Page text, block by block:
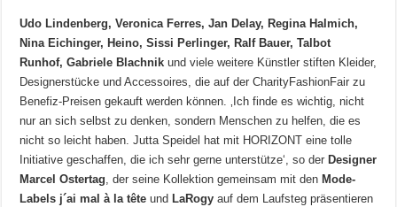
Udo Lindenberg, Veronica Ferres, Jan Delay, Regina Halmich,
Nina Eichinger, Heino, Sissi Perlinger, Ralf Bauer, Talbot
Runhof, Gabriele Blachnik und viele weitere Künstler stiften Kleider,
Designerstücke und Accessoires, die auf der CharityFashionFair zu
Benefiz-Preisen gekauft werden können. ‚Ich finde es wichtig, nicht
nur an sich selbst zu denken, sondern Menschen zu helfen, die es
nicht so leicht haben. Jutta Speidel hat mit HORIZONT eine tolle
Initiative geschaffen, die ich sehr gerne unterstütze‘, so der Designer
Marcel Ostertag, der seine Kollektion gemeinsam mit den Mode-
Labels j´ai mal à la têteund LaRogy auf dem Laufsteg präsentieren